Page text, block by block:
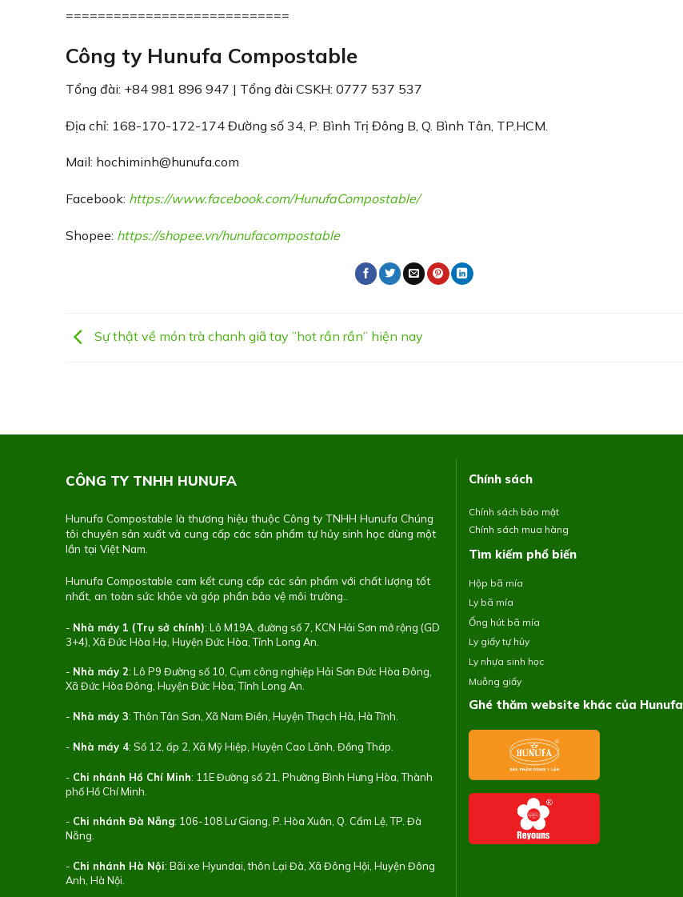
============================
Công ty Hunufa Compostable
Tổng đài: +84 981 896 947 | Tổng đài CSKH: 0777 537 537
Địa chỉ: 168-170-172-174 Đường số 34, P. Bình Trị Đông B, Q. Bình Tân, TP.HCM.
Mail: hochiminh@hunufa.com
Facebook: https://www.facebook.com/HunufaCompostable/
Shopee: https://shopee.vn/hunufacompostable
Sự thật về món trà chanh giã tay ”hot rần rần” hiện nay
CÔNG TY TNHH HUNUFA
Hunufa Compostable là thương hiệu thuộc Công ty TNHH Hunufa Chúng
tôi chuyên sản xuất và cung cấp các sản phẩm tự hủy sinh học dùng một
lần tại Việt Nam.
Hunufa Compostable cam kết cung cấp các sản phẩm với chất lượng tốt
nhất, an toàn sức khỏe và góp phần bảo vệ môi trường..
- Nhà máy 1 (Trụ sở chính): Lô M19A, đường số 7, KCN Hải Sơn mở rộng (GD
3+4), Xã Đức Hòa Hạ, Huyện Đức Hòa, Tỉnh Long An.
- Nhà máy 2: Lô P9 Đường số 10, Cụm công nghiệp Hải Sơn Đức Hòa Đông,
Xã Đức Hòa Đông, Huyện Đức Hòa, Tỉnh Long An.
- Nhà máy 3: Thôn Tân Sơn, Xã Nam Điền, Huyện Thạch Hà, Hà Tĩnh.
- Nhà máy 4: Số 12, ấp 2, Xã Mỹ Hiệp, Huyện Cao Lãnh, Đồng Tháp.
- Chi nhánh Hồ Chí Minh: 11E Đường số 21, Phường Bình Hưng Hòa, Thành
phố Hồ Chí Minh.
- Chi nhánh Đà Nẵng: 106-108 Lư Giang, P. Hòa Xuân, Q. Cẩm Lệ, TP. Đà
Nẵng.
- Chi nhánh Hà Nội: Bãi xe Hyundai, thôn Lại Đà, Xã Đông Hội, Huyện Đông
Anh, Hà Nội.
Chính sách
Chính sách bảo mật
Chính sách mua hàng
Tìm kiếm phổ biến
Hộp bã mía
Ly bã mía
Ống hút bã mía
Ly giấy tự hủy
Ly nhựa sinh học
Muỗng giấy
Ghé thăm website khác của Hunufa